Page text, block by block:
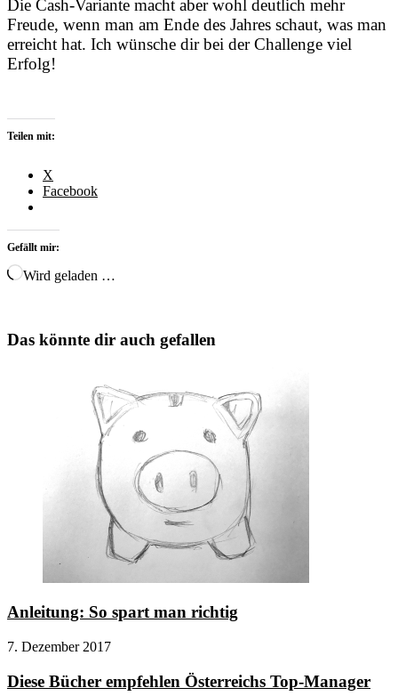
Die Cash-Variante macht aber wohl deutlich mehr
Freude, wenn man am Ende des Jahres schaut, was man
erreicht hat. Ich wünsche dir bei der Challenge viel
Erfolg!
Teilen mit:
X
Facebook
Gefällt mir:
Wird geladen …
Das könnte dir auch gefallen
Anleitung: So spart man richtig
7. Dezember 2017
Diese Bücher empfehlen Österreichs Top-Manager